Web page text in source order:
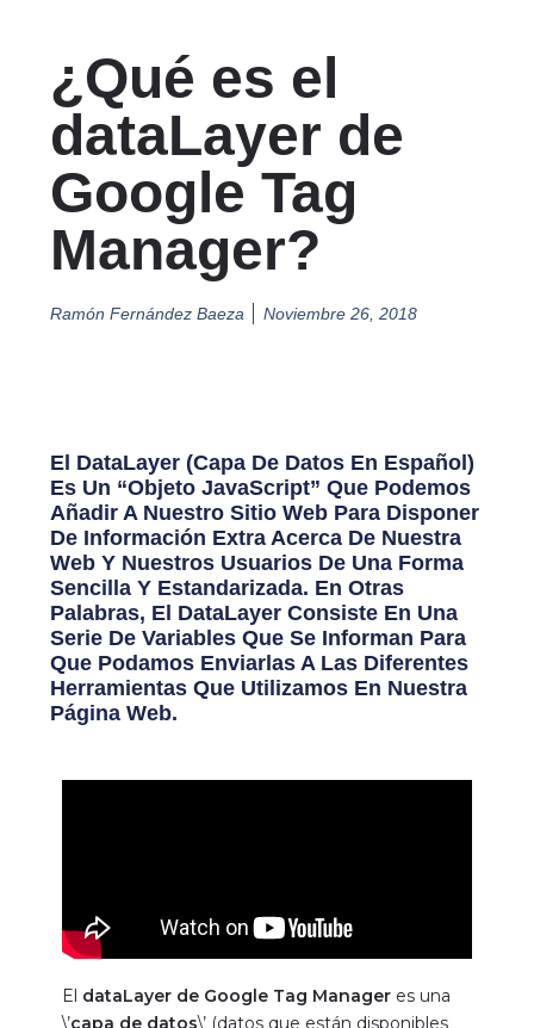
¿Qué es el
dataLayer de
Google Tag
Manager?
Ramón Fernández Baeza Noviembre 26, 2018
El DataLayer (capa De Datos En Español)
Es Un “objeto JavaScript” Que Podemos
Añadir A Nuestro Sitio Web Para Disponer
De Información Extra Acerca De Nuestra
Web Y Nuestros Usuarios De Una Forma
Sencilla Y Estandarizada. En Otras
Palabras, El DataLayer Consiste En Una
Serie De Variables Que Se Informan Para
Que Podamos Enviarlas A Las Diferentes
Herramientas Que Utilizamos En Nuestra
Página Web.
El dataLayer de Google Tag Manageres una
\’capa de datos\’ (datos que están disponibles